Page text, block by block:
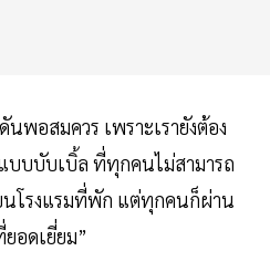
พอสมควร เพราะเรายังต้อง
บบบับเบิ้ล ที่ทุกคนไม่สามารถ
โรงแรมที่พัก แต่ทุกคนก็ผ่าน
ยอดเยี่ยม”